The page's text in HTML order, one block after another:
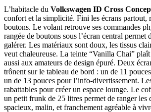
L’habitacle du Volkswagen ID Cross
confort et la simplicité. Fini les écrans partout,
boutons. Le volant retrouve ses commandes
rangée de boutons sous l’écran central permet
galérer. Les matériaux sont doux, les tissus
veut chaleureuse. La teinte “Vanilla Chai”
aussi aux amateurs de design épuré. Deux
trônent sur le tableau de bord : un de 11
un de 13 pouces pour l’info-divertissement.
rabattables pour créer un espace lounge. Le
un petit frunk de 25 litres permet de ranger les
spacieux, malin, et franchement agréable à